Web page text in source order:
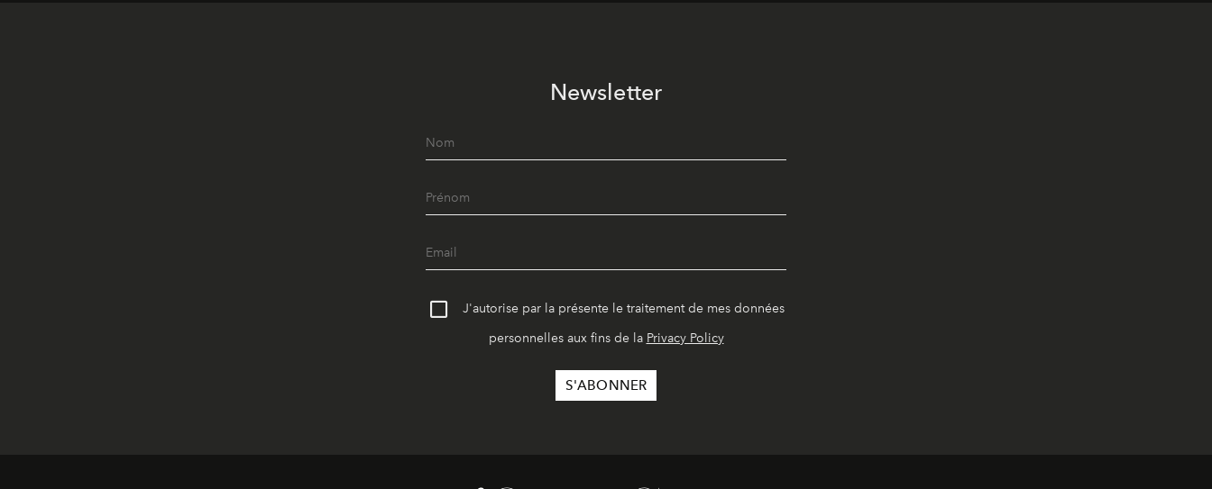
Newsletter
J'autorise par la présente le traitement de mes données
personnelles aux fins de la Privacy Policy